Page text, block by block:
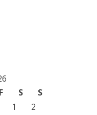
F S
S
1
2